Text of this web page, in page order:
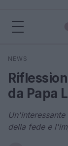
Cerca
NEWS
da Papa
della fede e